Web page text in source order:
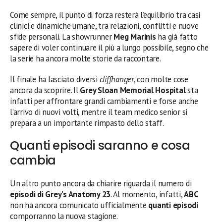
Come sempre, il punto di forza resterà l’equilibrio tra casi
clinici e dinamiche umane, tra relazioni, conflitti e nuove
sfide personali. La showrunnerMeg Marinis ha già fatto
sapere di voler continuare il più a lungo possibile, segno che
la serie ha ancora molte storie da raccontare.
Il finale ha lasciato diversi cliffhanger, con molte cose
ancora da scoprire. IlGrey Sloan Memorial Hospitalsta
infatti per affrontare grandi cambiamenti e forse anche
l’arrivo di nuovi volti, mentre il team medico senior si
prepara a un importante rimpasto dello staff.
Quanti episodi saranno e cosa
cambia
Un altro punto ancora da chiarire riguarda il numero di
episodi di Grey’s Anatomy 23. Al momento, infatti,ABC
non ha ancora comunicato ufficialmente quanti episodi
comporranno la nuova stagione.